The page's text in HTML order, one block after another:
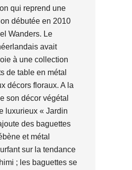
qui reprend une
débutée en 2010
Wanders. Le
avait
à une collection
de table en métal
décors floraux. A la
son décor végétal
luxurieux « Jardin
des baguettes
et métal
sur la tendance
; les baguettes se